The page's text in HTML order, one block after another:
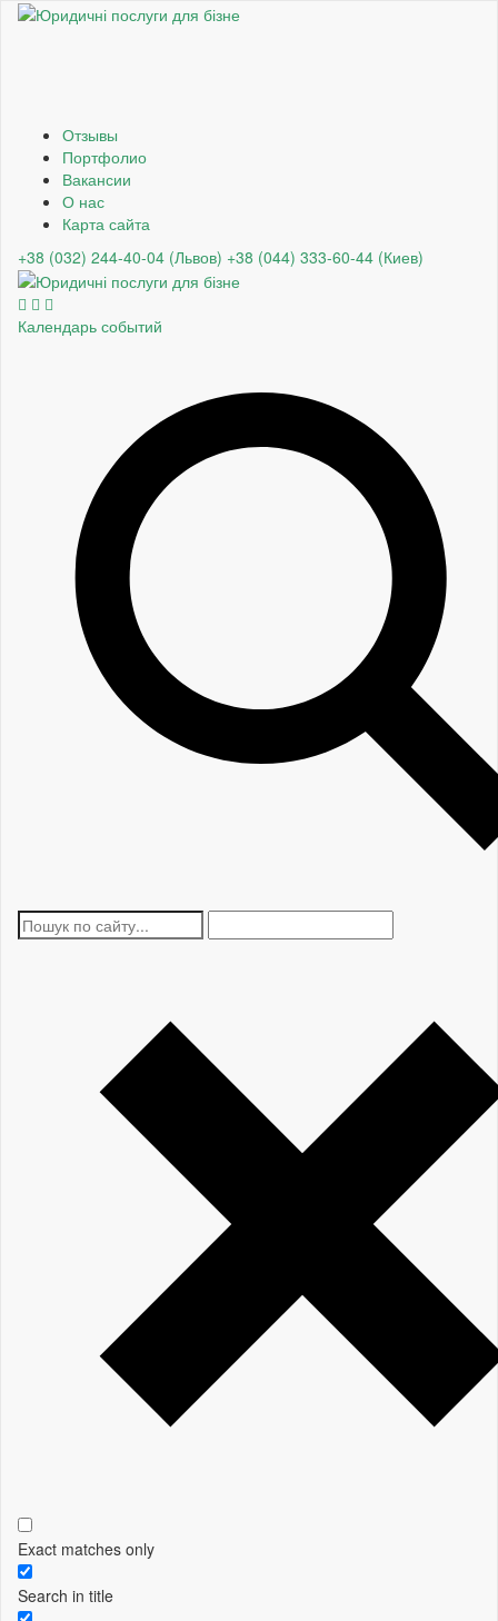
Отзывы
Портфолио
Вакансии
О нас
Карта сайта
+38 (032) 244-40-04 (Львов) +38 (044) 333-60-44 (Киев)
Календарь событий
Exact matches only
Search in title